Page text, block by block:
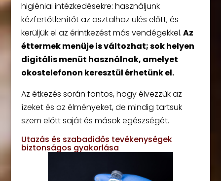
higiéniai intézkedésekre: használjunk
kézfertőtlenítőt az asztalhoz ülés előtt, és
kerüljük el az érintkezést más vendégekkel.Az
éttermek menüje is változhat; sok helyen
digitális menüt használnak, amelyet
okostelefonon keresztül érhetünk el.
Az étkezés során fontos, hogy élvezzük az
ízeket és az élményeket, de mindig tartsuk
szem előtt saját és mások egészségét.
Utazás és szabadidős tevékenységek
biztonságos gyakorlása